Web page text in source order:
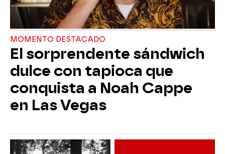
MOMENTO DESTACADO
El sorprendente sándwich
dulce con tapioca que
conquista a Noah Cappe
en Las Vegas